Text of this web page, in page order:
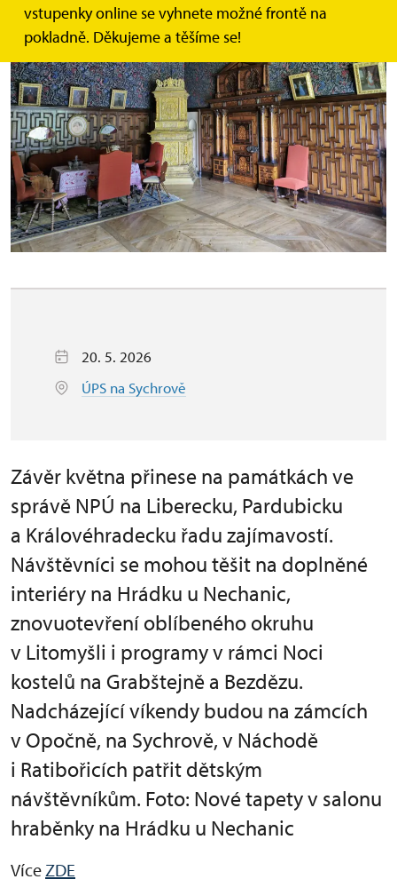
vstupenky online se vyhnete možné frontě na
pokladně. Děkujeme a těšíme se!
20. 5. 2026
ÚPS na Sychrově
Závěr května přinese na památkách ve
správě NPÚ na Liberecku, Pardubicku
a Královéhradecku řadu zajímavostí.
Návštěvníci se mohou těšit na doplněné
interiéry na Hrádku u Nechanic,
znovuotevření oblíbeného okruhu
v Litomyšli i programy v rámci Noci
kostelů na Grabštejně a Bezdězu.
Nadcházející víkendy budou na zámcích
v Opočně, na Sychrově, v Náchodě
i Ratibořicích patřit dětským
návštěvníkům. Foto: Nové tapety v salonu
hraběnky na Hrádku u Nechanic
VíceZDE